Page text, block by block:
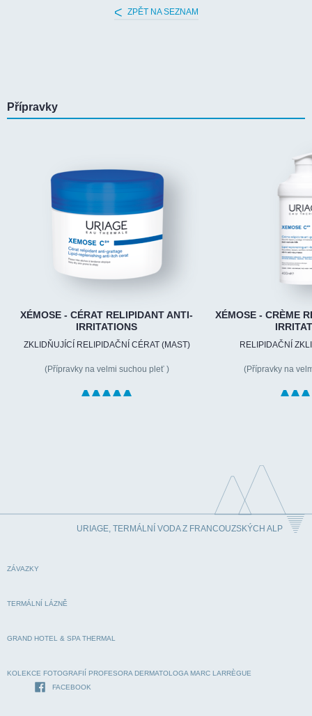
ZPĚT NA SEZNAM
Přípravky
XÉMOSE - CÉRAT RELIPIDANT ANTI-
IRRITATIONS
ZKLIDŇUJÍCÍ RELIPIDAČNÍ CÉRAT (MAST)
(Přípravky na velmi suchou pleť )
XÉMOSE - CRÈME
RELIPIDAČNÍ
(Přípravky na
URIAGE, TERMÁLNÍ VODA Z FRANCOUZSKÝCH ALP
ZÁVAZKY
TERMÁLNÍ LÁZNĚ
GRAND HOTEL & SPA THERMAL
KOLEKCE FOTOGRAFIÍ PROFESORA DERMATOLOGA MARC LARRÈGUE
FACEBOOK